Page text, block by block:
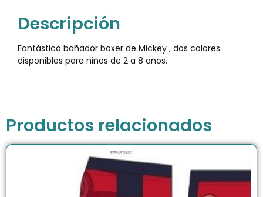
Descripción
Fantástico bañador boxer de Mickey , dos colores
disponibles para niños de 2 a 8 años.
Productos relacionados